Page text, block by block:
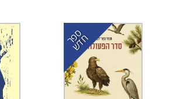
ס
פ
ר
ח
ד
ש